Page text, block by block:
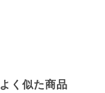
よく似た商品